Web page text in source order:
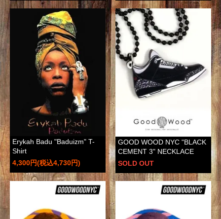
Erykah Badu "Baduizm" T-
Shirt
4,300円(税込4,730円)
GOOD WOOD NYC "BLACK
CEMENT 3" NECKLACE
SOLD OUT